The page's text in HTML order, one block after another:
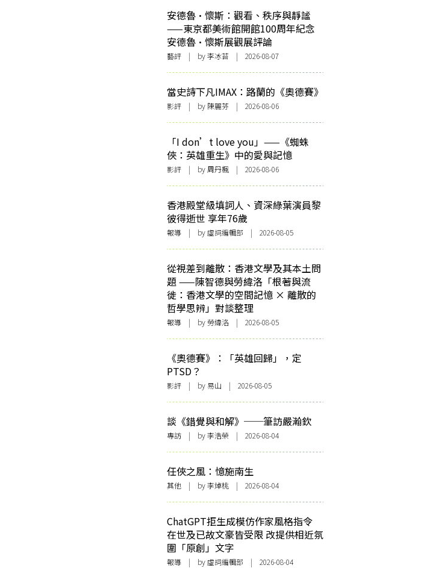
安德魯·懷斯：觀看、秩序與靜謐
——東京都美術館開館100周年紀念
安德魯·懷斯展觀展評論
藝評 | by 李冰苔 | 2026-08-07
當史詩下凡IMAX：路蘭的《奧德賽》
影評 | by 陳麗芬 | 2026-08-06
「I don’t love you」——《蜘蛛
俠：英雄重生》中的愛與記憶
影評 | by 周丹楓 | 2026-08-06
香港殿堂級填詞人、資深綠葉演員黎
彼得逝世 享年76歲
報導 | by 虛詞編輯部 | 2026-08-05
從視差到離散：香港文學及其本土問
題 ——陳智德與勞緯洛「根著與流
徙：香港文學的空間記憶 × 離散的
哲學思辨」對談整理
報導 | by 勞緯洛 | 2026-08-05
《奧德賽》：「英雄回歸」，定
PTSD？
影評 | by 易山 | 2026-08-05
談《錯覺與和解》──筆訪嚴瀚欽
專訪 | by 李浩榮 | 2026-08-04
任俠之風：憶施南生
其他 | by 李焯桃 | 2026-08-04
ChatGPT拒生成模仿作家風格指令
在世及已故文豪皆受限 改提供相近氛
圍「原創」文字
報導 | by 虛詞編輯部 | 2026-08-04